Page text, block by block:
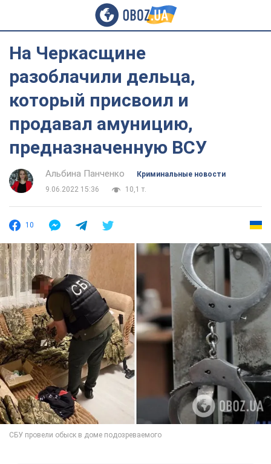
На Черкасщине
разоблачили дельца,
который присвоил и
продавал амуницию,
предназначенную ВСУ
Альбина Панченко
Криминальные новости
9.06.2022 15:36
10,1 т.
10